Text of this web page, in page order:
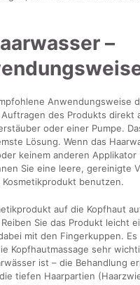
–
Anwendungsweise
des Produkts direkt
oder einer Pumpe.
Lösung. Wenn das
keinem anderen Applikator
Sie eine leere, gereinigte
benutzen.
auf die Kopfhaut
Sie das Produkt leicht
mit den Fingerkuppen. Es
Kopfhautmassage sehr
ist – die Behandlung
tiefen Haarpartien